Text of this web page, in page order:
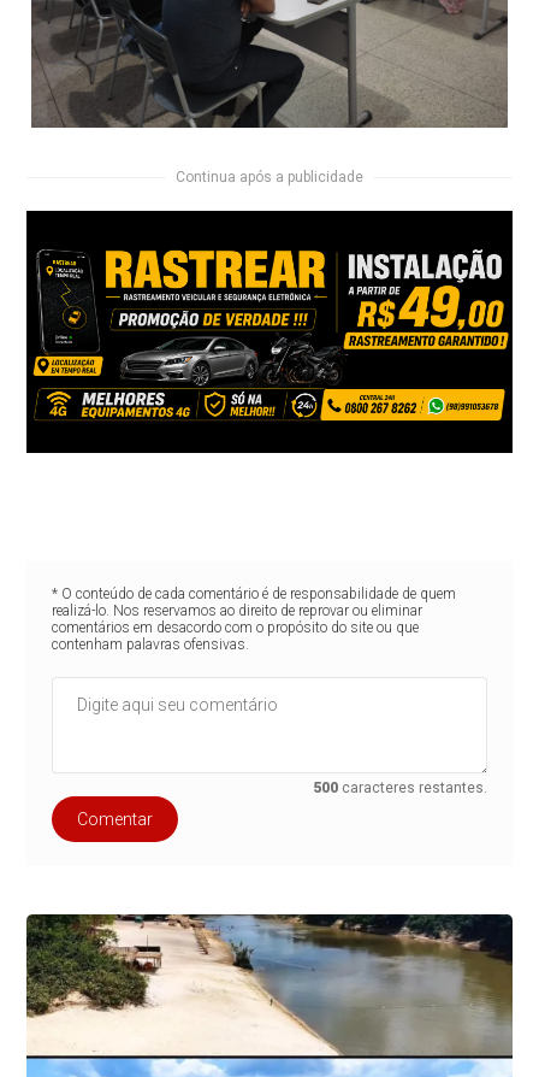
Continua após a publicidade
* O conteúdo de cada comentário é de responsabilidade de quem
realizá-lo. Nos reservamos ao direito de reprovar ou eliminar
comentários em desacordo com o propósito do site ou que
contenham palavras ofensivas.
500 caracteres restantes.
Comentar